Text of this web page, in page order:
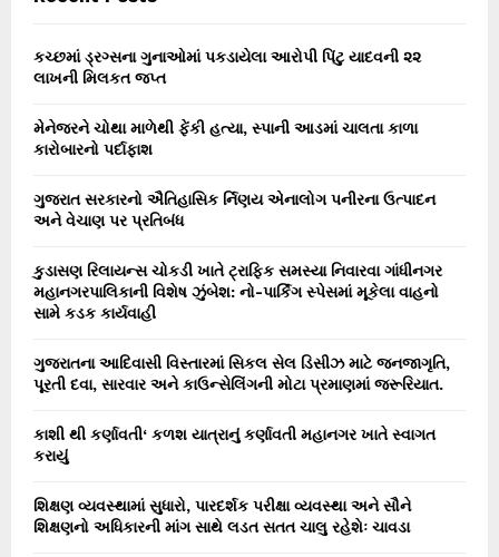
h
o
r
કચ્છમાં ડ્રગ્સના ગુનાઓમાં પકડાયેલા આરોપી પિંટુ યાદવની ૨૨
લાખની મિલકત જપ્ત
મેનેજરને ચોથા માળેથી ફેંકી હત્યા, સ્પાની આડમાં ચાલતા કાળા
કારોબારનો પર્દાફાશ
ગુજરાત સરકારનો ઐતિહાસિક ર્નિણય એનાલોગ પનીરના ઉત્પાદન
અને વેચાણ પર પ્રતિબંધ
કુડાસણ રિલાયન્સ ચોકડી ખાતે ટ્રાફિક સમસ્યા નિવારવા ગાંધીનગર
મહાનગરપાલિકાની વિશેષ ઝુંબેશ: નો-પાર્કિંગ સ્પેસમાં મૂકેલા વાહનો
સામે કડક કાર્યવાહી
ગુજરાતના આદિવાસી વિસ્તારમાં સિકલ સેલ ડિસીઝ માટે જનજાગૃતિ,
પૂરતી દવા, સારવાર અને કાઉન્સેલિંગની મોટા પ્રમાણમાં જરૂરિયાત.
કાશી થી કર્ણાવતી‘ કળશ યાત્રાનું કર્ણાવતી મહાનગર ખાતે સ્વાગત
કરાયું
શિક્ષણ વ્યવસ્થામાં સુધારો, પારદર્શક પરીક્ષા વ્યવસ્થા અને સૌને
શિક્ષણનો અધિકારની માંગ સાથે લડત સતત ચાલુ રહેશેઃ ચાવડા